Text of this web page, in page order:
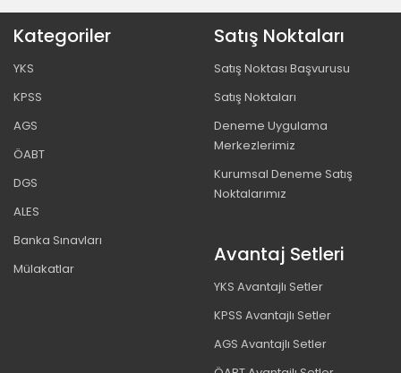
Kategoriler
YKS
KPSS
AGS
ÖABT
DGS
ALES
Banka Sınavları
Mülakatlar
Satış Noktaları
Satış Noktası Başvurusu
Satış Noktaları
Deneme Uygulama
Merkezlerimiz
Kurumsal Deneme Satış
Noktalarımız
Avantaj Setleri
YKS Avantajlı Setler
KPSS Avantajlı Setler
AGS Avantajlı Setler